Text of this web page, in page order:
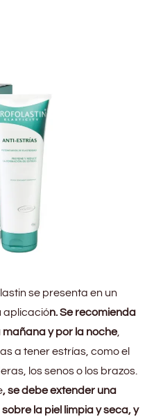
se presenta en un
aplicación. Se recomienda
y por la noche,
a tener estrías, como el
los senos o los brazos.
, se debe extender una
la piel limpia y seca, y